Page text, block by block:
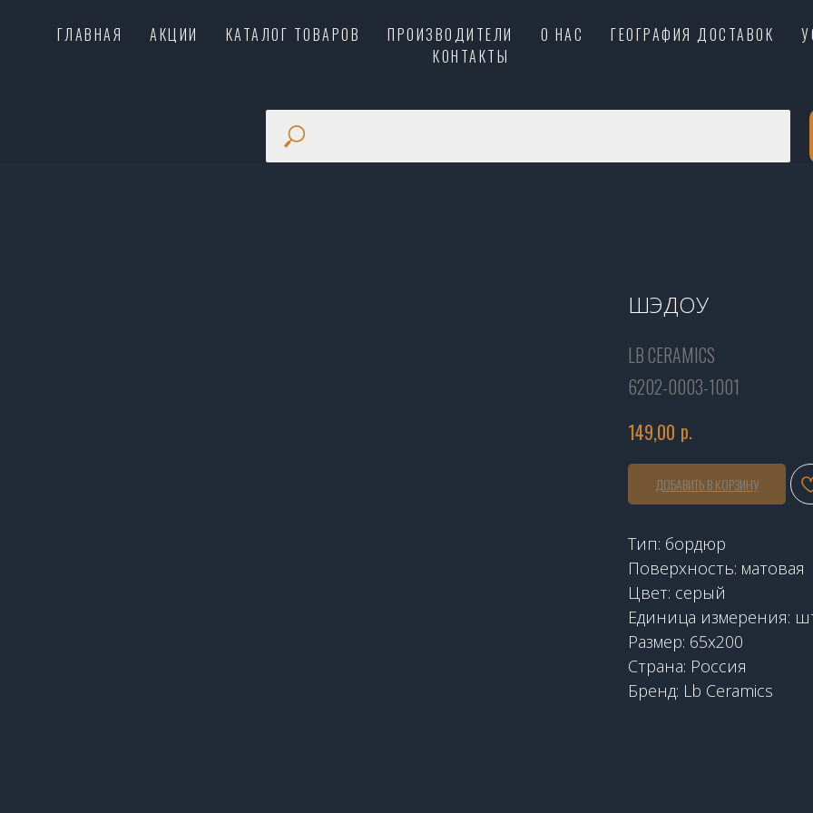
ГЛАВНАЯ АКЦИИ КАТАЛОГ ТОВАРОВ ПРОИЗВОДИТЕЛИ О НАС ГЕОГРАФИЯ ДОСТАВОК
КОНТАКТЫ
ШЭДОУ
LB CERAMICS
6202-0003-1001
149,00 р.
ДОБАВИТЬ В КОРЗИНУ
Тип: бордюр
Поверхность: матовая
Цвет: серый
Единица измерения:
Размер: 65х200
Страна: Россия
Бренд: Lb Ceramics